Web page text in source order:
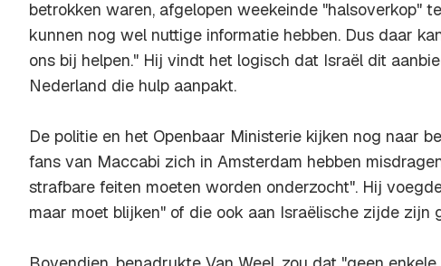
betrokken waren, afgelopen weekeinde "halsoverkop"
kunnen nog wel nuttige informatie hebben. Dus daar
ons bij helpen." Hij vindt het logisch dat Israël dit
Nederland die hulp aanpakt.
De politie en het Openbaar Ministerie kijken nog naar
fans van Maccabi zich in Amsterdam hebben
strafbare feiten moeten worden onderzocht". Hij
maar moet blijken" of die ook aan Israëlische zijde zijn